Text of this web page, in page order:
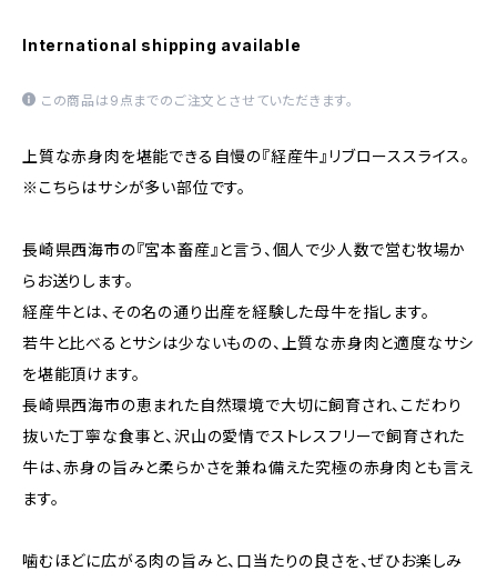
International shipping available
この商品は9点までのご注文とさせていただきます。
上質な赤身肉を堪能できる自慢の『経産牛』リブローススライス。
※こちらはサシが多い部位です。
長崎県西海市の『宮本畜産』と言う、個人で少人数で営む牧場か
らお送りします。
経産牛とは、その名の通り出産を経験した母牛を指します。
若牛と比べるとサシは少ないものの、上質な赤身肉と適度なサシ
を堪能頂けます。
長崎県西海市の恵まれた自然環境で大切に飼育され、こだわり
抜いた丁寧な食事と、沢山の愛情でストレスフリーで飼育された
牛は、赤身の旨みと柔らかさを兼ね備えた究極の赤身肉とも言え
ます。
噛むほどに広がる肉の旨みと、口当たりの良さを、ぜひお楽しみ